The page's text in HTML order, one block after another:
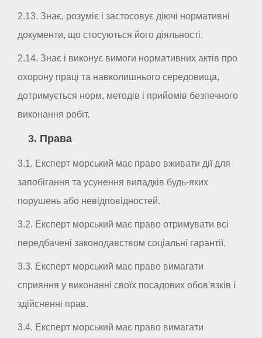
2.13. Знає, розуміє і застосовує діючі нормативні
документи, що стосуються його діяльності.
2.14. Знає і виконує вимоги нормативних актів про
охорону праці та навколишнього середовища,
дотримується норм, методів і прийомів безпечного
виконання робіт.
3. Права
3.1. Експерт морський має право вживати дії для
запобігання та усунення випадків будь-яких
порушень або невідповідностей.
3.2. Експерт морський має право отримувати всі
передбачені законодавством соціальні гарантії.
3.3. Експерт морський має право вимагати
сприяння у виконанні своїх посадових обов'язків і
здійсненні прав.
3.4. Експерт морський має право вимагати